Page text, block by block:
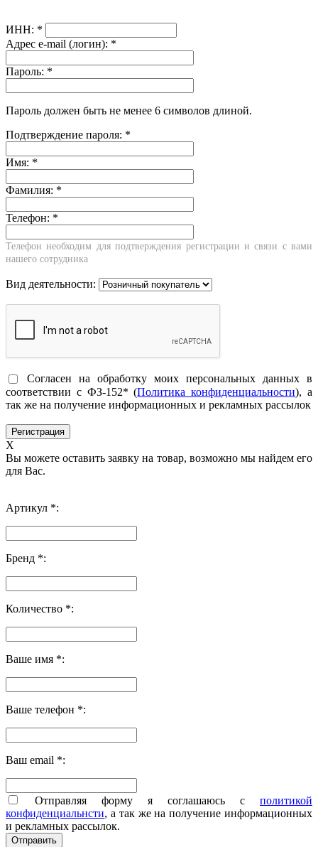
ИНН: *
Адрес e-mail (логин): *
Пароль: *
Пароль должен быть не менее 6 символов длиной.
Подтверждение пароля: *
Имя: *
Фамилия: *
Телефон: *
Телефон необходим для подтверждения регистрации и связи с вами
нашего сотрудника
Вид деятельности:
Согласен на обработку моих персональных данных в
соответствии с ФЗ-152* (Политика конфиденциальности), а
так же на получение информационных и рекламных рассылок
X
Вы можете оставить заявку на товар, возможно мы найдем его
для Вас.
Артикул *:
Бренд *:
Количество *:
Ваше имя *:
Ваше телефон *:
Ваш email *:
Отправляя форму я соглашаюсь с политикой
конфиденциальнсти, а так же на получение информационных
и рекламных рассылок.